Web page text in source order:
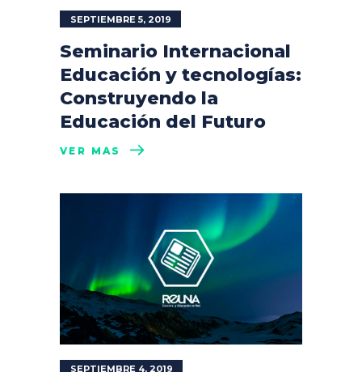
SEPTIEMBRE 5, 2019
Seminario Internacional
Educación y tecnologías:
Construyendo la
Educación del Futuro
VER MÁS
SEPTIEMBRE 4, 2019